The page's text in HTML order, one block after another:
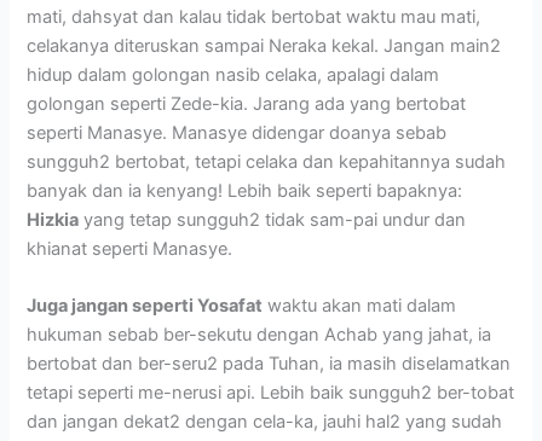
mati, dahsyat dan kalau tidak bertobat waktu mau mati,
celakanya diteruskan sampai Neraka kekal. Jangan main2
hidup dalam golongan nasib celaka, apalagi dalam
golongan seperti Zede-kia. Jarang ada yang bertobat
seperti Manasye. Manasye didengar doanya sebab
sungguh2 bertobat, tetapi celaka dan kepahitannya sudah
banyak dan ia kenyang! Lebih baik seperti bapaknya:
Hizkia yang tetap sungguh2 tidak sam-pai undur dan
khianat seperti Manasye.
Juga jangan seperti Yosafat waktu akan mati dalam
hukuman sebab ber-sekutu dengan Achab yang jahat, ia
bertobat dan ber-seru2 pada Tuhan, ia masih diselamatkan
tetapi seperti me-nerusi api. Lebih baik sungguh2 ber-tobat
dan jangan dekat2 dengan cela-ka, jauhi hal2 yang sudah